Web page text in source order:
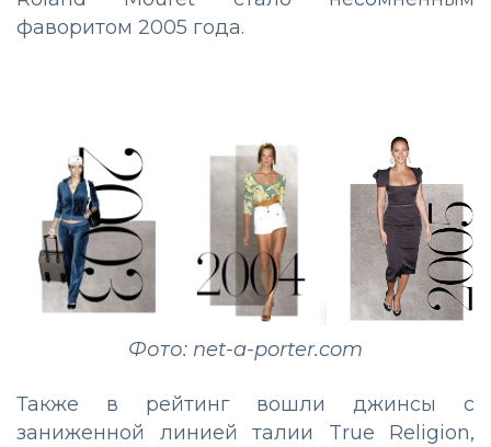
фаворитом 2005 года.
Фото: net-a-porter.com
Также в рейтинг вошли джинсы с
заниженной линией талии True Religion,